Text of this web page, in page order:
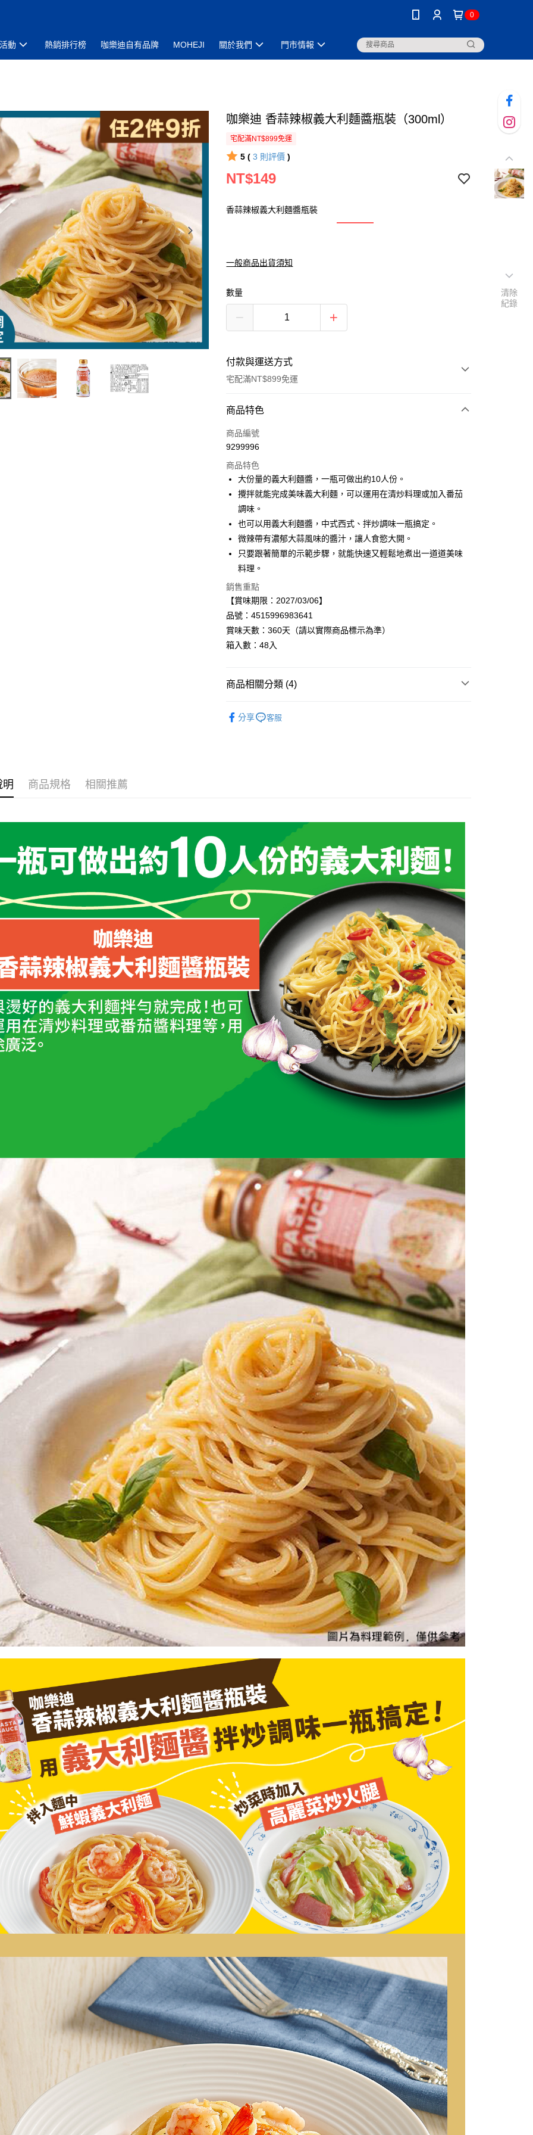
0
動 熱銷排行榜 咖樂迪自有品牌 MOHEJI 關於我們 門市情報
咖樂迪 香蒜辣椒義大利麵醬瓶裝（300ml）
宅配滿NT$899免運
5 ( 3 則評價 )
NT$149
香蒜辣椒義大利麵醬瓶裝
一般商品出貨須知
數量
付款與運送方式
宅配滿NT$899免運
付款方式
信用卡一次付款
Apple Pay
街口支付
悠遊付
Google Pay
全盈+PAY
AFTEE先享後付
相關說明
【關於「AFTEE先享後付」】
AFTEE先享後付是「在收到商品之後才付款」的支付方式。 讓您購物簡單
便利好安心！
１．簡單：不需註冊會員、不需綁卡、不需儲值。
【「AFTEE先享後付」結帳流程】
２．訂單成立數日內，您將收到繳費通知簡訊。
１．透過由恩沛科技股份有限公司提供之「AFTEE先享後付」服務完成之
交易，需依本服務之必要範圍內提供個人資料，並將交易相關給付款項請
求債權轉讓予恩沛科技股份有限公司。
２．關於個人資料處理事宜，請瀏覽以下網址：
３．未成年的使用者請事先徵得法定代理人或監護人之同意方可使用
「AFTEE先享後付」，若未經同意申辦者引起之損失，本公司不負相關責
任。
４．使用「AFTEE先享後付」時，將依據個別帳號之用戶狀況，依本公司
即時審查核予不同之上限額度；若仍有額度不足之情形，本公司將視審查
結果請求用戶進行身份認證。
５．嚴禁一人註冊多個帳號或使用他人資訊註冊。若發現惡意使用之情
形，恩沛科技股份有限公司將有權停止該用戶之使用額度並採取法律行
動。
運送方式
商品特色
商品編號
9299996
商品特色
大份量的義大利麵醬，一瓶可做出約10人份。
攪拌就能完成美味義大利麵，可以運用在清炒料理或加入番茄
調味。
也可以用義大利麵醬，中式西式、拌炒調味一瓶搞定。
微辣帶有濃郁大蒜風味的醬汁，讓人食慾大開。
只要跟著簡單的示範步驟，就能快速又輕鬆地煮出一道道美味
料理。
銷售重點
【賞味期限：2027/03/06】
品號：4515996983641
賞味天數：360天（請以實際商品標示為準）
箱入數：48入
商品相關分類 (4)
分享 客服
明 商品規格 相關推薦
清除
紀錄